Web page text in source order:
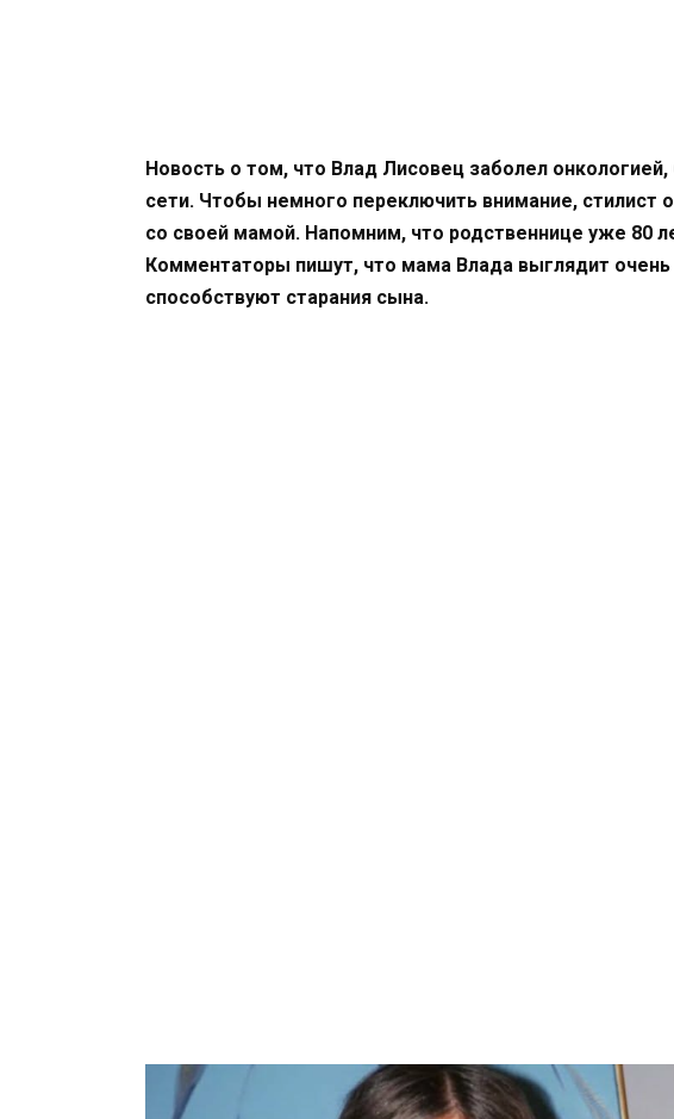
Новость о том, что Влад Лисовец заболел
сети. Чтобы немного переключить внимание, стилист
со своей мамой. Напомним, что родственнице уже 80
Комментаторы пишут, что мама Влада выглядит
способствуют старания сына.